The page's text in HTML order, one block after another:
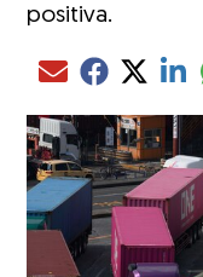
positiva.
Compartir el
Compartir el